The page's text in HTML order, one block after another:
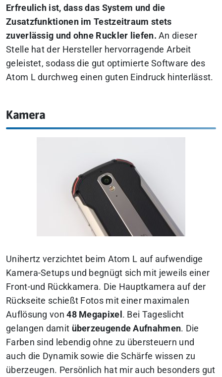
Erfreulich ist, dass das System und die
Zusatzfunktionen im Testzeitraum stets
zuverlässig und ohne Ruckler liefen. An dieser
Stelle hat der Hersteller hervorragende Arbeit
geleistet, sodass die gut optimierte Software des
Atom L durchweg einen guten Eindruck hinterlässt.
Kamera
Unihertz verzichtet beim Atom L auf aufwendige
Kamera-Setups und begnügt sich mit jeweils einer
Front-und Rückkamera. Die Hauptkamera auf der
Rückseite schießt Fotos mit einer maximalen
Auflösung von 48 Megapixel . Bei Tageslicht
gelangen damit überzeugende Aufnahmen. Die
Farben sind lebendig ohne zu übersteuern und
auch die Dynamik sowie die Schärfe wissen zu
überzeugen. Persönlich hat mir auch besonders gut